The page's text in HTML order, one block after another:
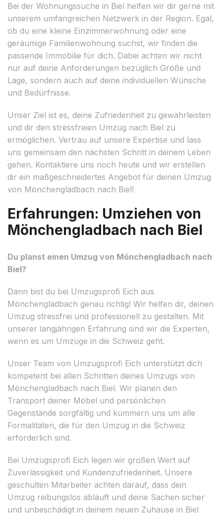
Bei der Wohnungssuche in Biel helfen wir dir gerne mit
unserem umfangreichen Netzwerk in der Region. Egal,
ob du eine kleine Einzimmerwohnung oder eine
geräumige Familienwohnung suchst, wir finden die
passende Immobilie für dich. Dabei achten wir nicht
nur auf deine Anforderungen bezüglich Größe und
Lage, sondern auch auf deine individuellen Wünsche
und Bedürfnisse.
Unser Ziel ist es, deine Zufriedenheit zu gewährleisten
und dir den stressfreien Umzug nach Biel zu
ermöglichen. Vertrau auf unsere Expertise und lass
uns gemeinsam den nächsten Schritt in deinem Leben
gehen. Kontaktiere uns noch heute und wir erstellen
dir ein maßgeschneidertes Angebot für deinen Umzug
von Mönchengladbach nach Biel!
Erfahrungen: Umziehen von
Mönchengladbach nach Biel
Du planst einen Umzug von Mönchengladbach nach
Biel?
Dann bist du bei Umzugsprofi Eich aus
Mönchengladbach genau richtig! Wir helfen dir, deinen
Umzug stressfrei und professionell zu gestalten. Mit
unserer langjährigen Erfahrung sind wir die Experten,
wenn es um Umzüge in die Schweiz geht.
Unser Team von Umzugsprofi Eich unterstützt dich
kompetent bei allen Schritten deines Umzugs von
Mönchengladbach nach Biel. Wir planen den
Transport deiner Möbel und persönlichen
Gegenstände sorgfältig und kümmern uns um alle
Formalitäten, die für den Umzug in die Schweiz
erforderlich sind.
Bei Umzugsprofi Eich legen wir großen Wert auf
Zuverlässigkeit und Kundenzufriedenheit. Unsere
geschulten Mitarbeiter achten darauf, dass dein
Umzug reibungslos abläuft und deine Sachen sicher
und unbeschädigt in deinem neuen Zuhause in Biel